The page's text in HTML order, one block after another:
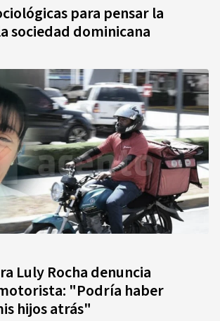
para pensar la
sociedad dominicana
Luly Rocha denuncia
"Podría haber
hijos atrás"